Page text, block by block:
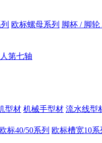
欧标螺母系列 脚杯 / 脚轮
第七轴
型材 机械手型材 流水线型
欧标40/50系列 欧标槽宽10系